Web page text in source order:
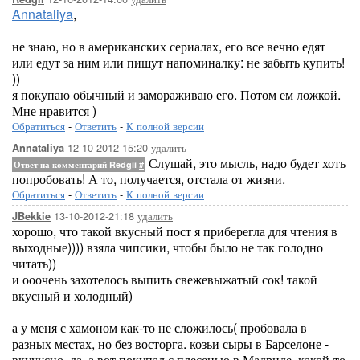
Annataliya,
не знаю, но в американских сериалах, его все вечно едят
или едут за ним или пишут напоминалку: не забыть купить!
))
я покупаю обычный и замораживаю его. Потом ем ложкой.
Мне нравится )
Обратиться - Ответить - К полной версии
Annataliya 12-10-2012-15:20 удалить
Ответ на комментарий Redgii # Слушай, это мысль, надо будет хоть
попробовать! А то, получается, отстала от жизни.
Обратиться - Ответить - К полной версии
JBekkie 13-10-2012-21:18 удалить
хорошо, что такой вкусный пост я приберегла для чтения в
выходные)))) взяла чипсики, чтобы было не так голодно
читать))
и ооочень захотелось выпить свежевыжатый сок! такой
вкусный и холодный)
а у меня с хамоном как-то не сложилось( пробовала в
разных местах, но без восторга. козьи сыры в Барселоне -